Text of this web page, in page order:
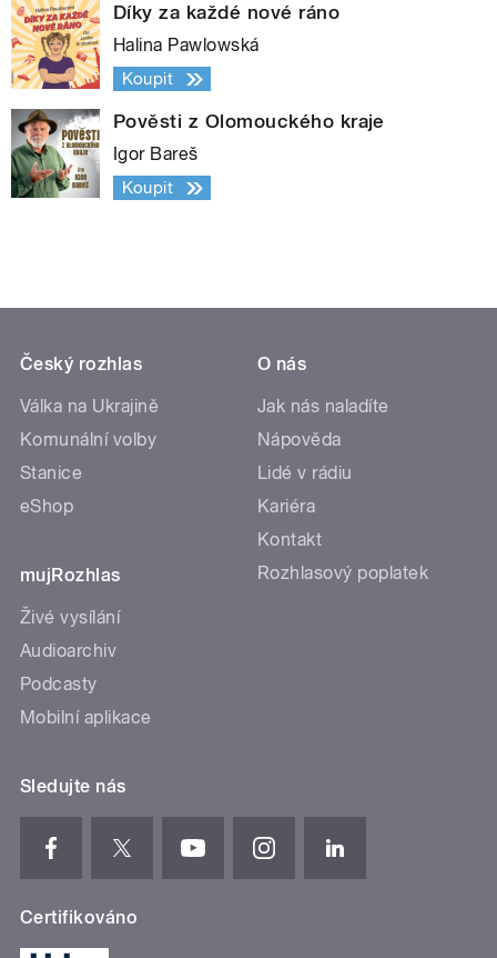
Díky za každé nové ráno
Halina Pawlowská
Koupit
Pověsti z Olomouckého kraje
Igor Bareš
Koupit
Český rozhlas
Válka na Ukrajině
Komunální volby
Stanice
eShop
mujRozhlas
Živé vysílání
Audioarchiv
Podcasty
Mobilní aplikace
O nás
Jak nás naladíte
Nápověda
Lidé v rádiu
Kariéra
Kontakt
Rozhlasový poplatek
Sledujte nás
Certifikováno